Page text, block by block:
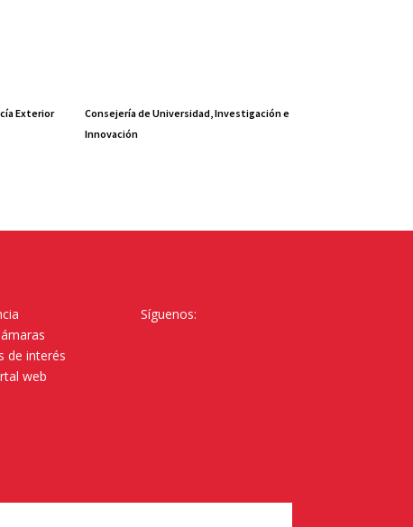
Exterior
Consejería de Universidad, Investigación e
Innovación
de interés
web
Síguenos: